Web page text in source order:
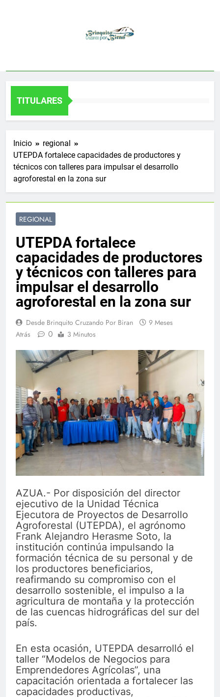
TITULARES
Inicio
regional
UTEPDA fortalece capacidades de productores y
técnicos con talleres para impulsar el desarrollo
agroforestal en la zona sur
REGIONAL
UTEPDA fortalece
capacidades de productores
y técnicos con talleres para
impulsar el desarrollo
agroforestal en la zona sur
Desde Brinquito Cruzando Por Biran
9 Meses
Atrás
0 3 Minutos
AZUA.- Por disposición del director
ejecutivo de la Unidad Técnica
Ejecutora de Proyectos de Desarrollo
Agroforestal (UTEPDA), el agrónomo
Frank Alejandro Herasme Soto, la
institución continúa impulsando la
formación técnica de su personal y de
los productores beneficiarios,
reafirmando su compromiso con el
desarrollo sostenible, el impulso a la
agricultura de montaña y la protección
de las cuencas hidrográficas del sur del
país.
En esta ocasión, UTEPDA desarrolló el
taller “Modelos de Negocios para
Emprendedores Agrícolas”, una
capacitación orientada a fortalecer las
capacidades productivas,